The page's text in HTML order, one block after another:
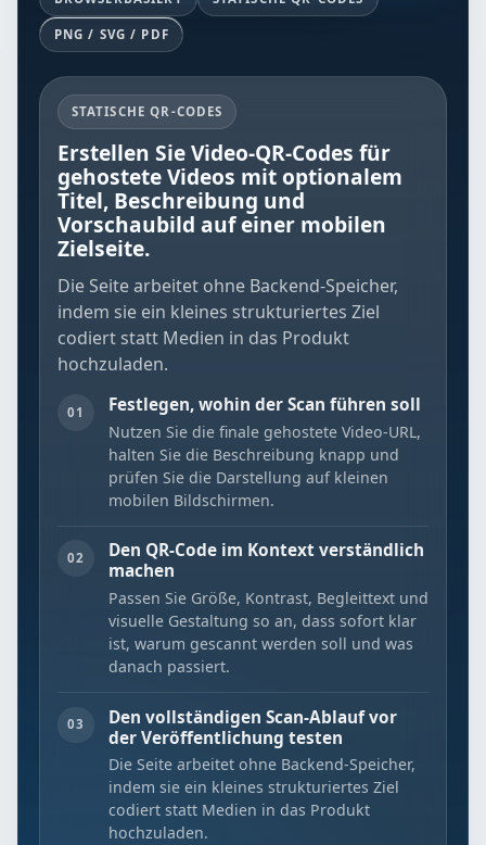
PNG / SVG / PDF
STATISCHE QR-CODES
Erstellen Sie Video-QR-Codes für
gehostete Videos mit optionalem
Titel, Beschreibung und
Vorschaubild auf einer mobilen
Zielseite.
Die Seite arbeitet ohne Backend-Speicher,
indem sie ein kleines strukturiertes Ziel
codiert statt Medien in das Produkt
hochzuladen.
01 Festlegen, wohin der Scan führen soll
Nutzen Sie die finale gehostete Video-URL,
halten Sie die Beschreibung knapp und
prüfen Sie die Darstellung auf kleinen
mobilen Bildschirmen.
02
Den QR-Code im Kontext verständlich
machen
Passen Sie Größe, Kontrast, Begleittext und
visuelle Gestaltung so an, dass sofort klar
ist, warum gescannt werden soll und was
danach passiert.
03
Den vollständigen Scan-Ablauf vor
der Veröffentlichung testen
Die Seite arbeitet ohne Backend-Speicher,
indem sie ein kleines strukturiertes Ziel
codiert statt Medien in das Produkt
hochzuladen.